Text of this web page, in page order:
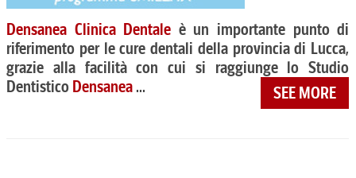
Densanea Clinica Dentale è un importante punto di
riferimento per le cure dentali della provincia di Lucca,
grazie alla facilità con cui si raggiunge lo Studio
Dentistico Densanea ... SEE MORE